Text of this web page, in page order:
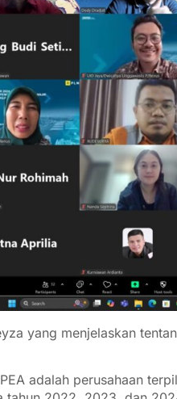
yang menjelaskan
adalah perusahaan